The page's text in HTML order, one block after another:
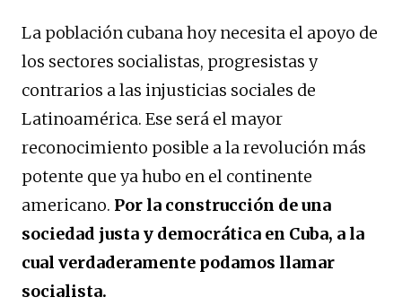
La población cubana hoy necesita el apoyo de
los sectores socialistas, progresistas y
contrarios a las injusticias sociales de
Latinoamérica. Ese será el mayor
reconocimiento posible a la revolución más
potente que ya hubo en el continente
americano. Por la construcción de una
sociedad justa y democrática en Cuba, a la
cual verdaderamente podamos llamar
socialista.